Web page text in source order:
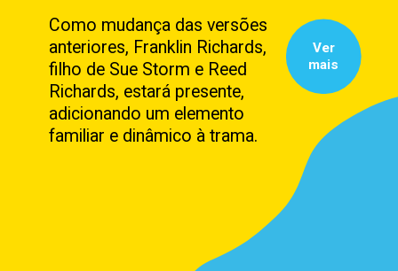
Ver
mais
Como mudança das versões
anteriores, Franklin Richards,
filho de Sue Storm e Reed
Richards, estará presente,
adicionando um elemento
familiar e dinâmico à trama.